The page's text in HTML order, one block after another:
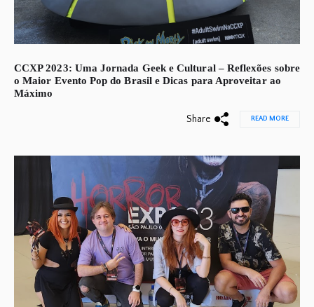
CCXP 2023: Uma Jornada Geek e Cultural – Reflexões sobre
o Maior Evento Pop do Brasil e Dicas para Aproveitar ao
Máximo
Share READ MORE